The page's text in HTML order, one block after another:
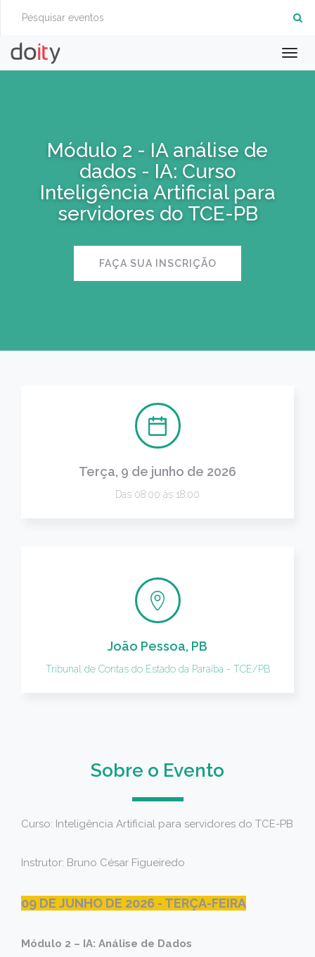
Módulo 2 - IA análise de
dados - IA: Curso
Inteligência Artificial para
servidores do TCE-PB
FAÇA SUA INSCRIÇÃO
Terça, 9 de junho de 2026
Das 08:00 às 18:00
João Pessoa, PB
Tribunal de Contas do Estado da Paraíba - TCE/PB
Sobre o Evento
Curso: Inteligência Artificial para servidores do TCE-PB
Instrutor: Bruno César Figueiredo
09 DE JUNHO DE 2026 - TERÇA-FEIRA
Módulo 2 – IA: Análise de Dados